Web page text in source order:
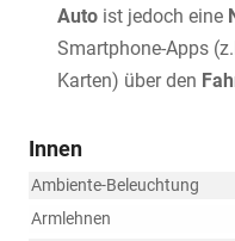
Auto ist jedoch eine
Smartphone-Apps
Karten) über den
Innen
Ambiente-Beleuchtung
Armlehnen